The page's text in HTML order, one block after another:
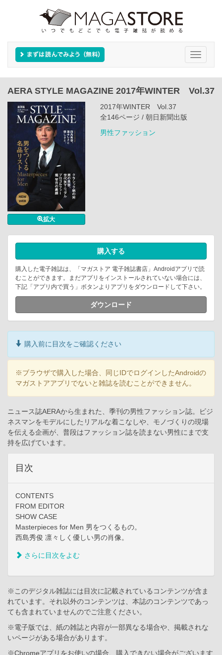
Toggle
AERA STYLE MAGAZINE 2017年WINTER Vol.37
拡大
2017年WINTER Vol.37
全146ページ / 朝日新聞出版
男性ファッション
購入する
購入した電子雑誌は、「マガストア 電子雑誌書店」Androidアプリで読
むことができます。まだアプリをインストールされていない場合には、
下記「アプリ内で買う」ボタンよりアプリをダウンロードして下さい。
ダウンロード
購入前に目次をご確認ください
※ブラウザで購入した場合、同じIDでログインしたAndroidの
マガストアアプリでないと雑誌を読むことができません。
ニュース誌AERAから生まれた、季刊の男性ファッション誌。ビジ
ネスマンをモデルにしたリアルな着こなしや、モノづくりの現場
を伝える企画が、普段はファッション誌を読まない男性にまで支
持を広げています。
目次
CONTENTS
FROM EDITOR
SHOW CASE
Masterpieces for Men 男をつくるもの。
西島秀俊 凛々しく優しい男の肖像。
さらに目次をよむ
※このデジタル雑誌には目次に記載されているコンテンツが含ま
れています。それ以外のコンテンツは、本誌のコンテンツであっ
ても含まれていませんのでご注意ください。
※電子版では、紙の雑誌と内容が一部異なる場合や、掲載されな
いページがある場合があります。
※Chromeアプリをお使いの場合、購入できない場合がございます